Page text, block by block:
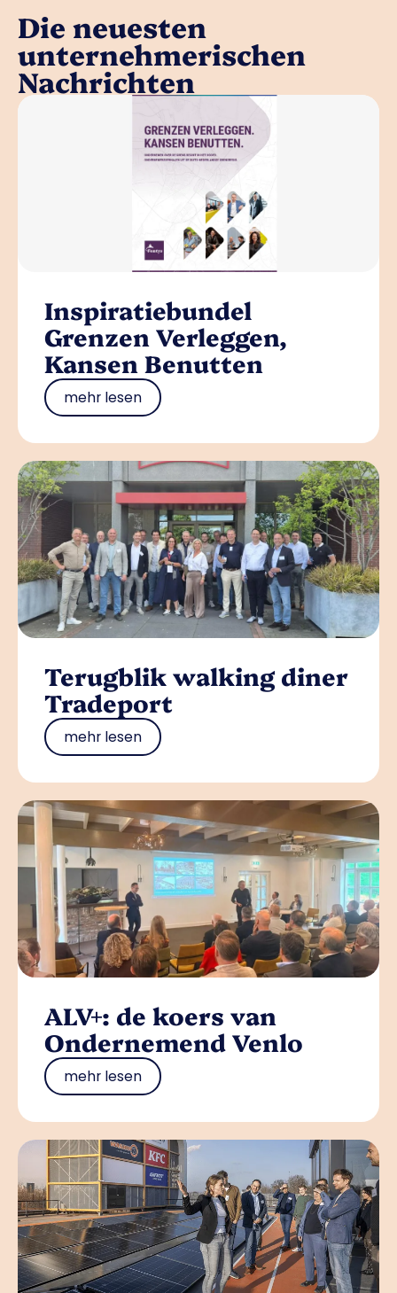
Die neuesten
unternehmerischen
Nachrichten
Inspiratiebundel
Grenzen Verleggen,
Kansen Benutten
mehr lesen
Terugblik walking diner
Tradeport
mehr lesen
ALV+: de koers van
Ondernemend Venlo
mehr lesen